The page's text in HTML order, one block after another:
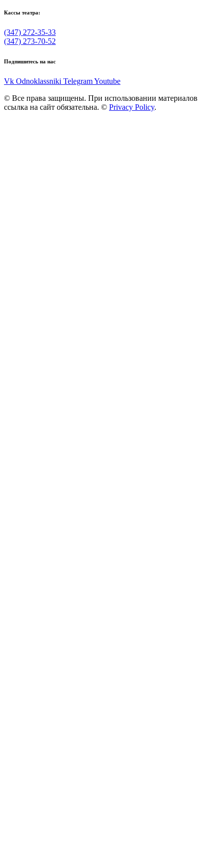
Кассы театра:
(347) 272-35-33
(347) 273-70-52
Подпишитесь на нас
Vk Odnoklassniki TelegramYoutube
© Все права защищены. При использовании материалов
ссылка на сайт обязательна. © Privacy Policy.